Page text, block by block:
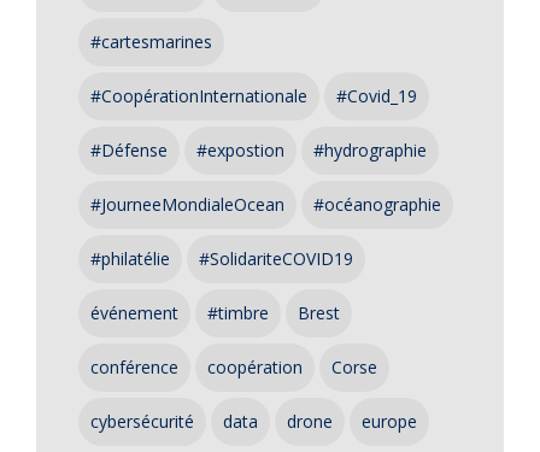
#cartesmarines
#CoopérationInternationale #Covid_19
#Défense #expostion #hydrographie
#JourneeMondialeOcean #océanographie
#philatélie #SolidariteCOVID19
événement #timbre Brest
conférence coopération Corse
cybersécurité data drone europe